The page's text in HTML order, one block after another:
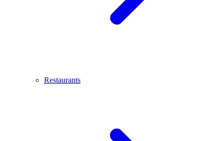
Restaurants